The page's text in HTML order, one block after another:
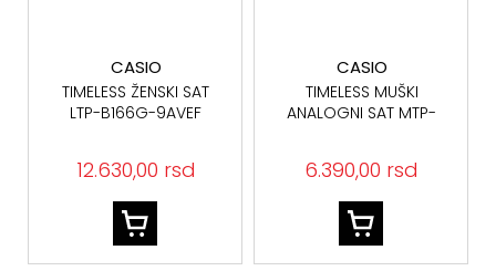
CASIO
TIMELESS ŽENSKI SAT
LTP-B166G-9AVEF
12.630,00 rsd
CASIO
TIMELESS MUŠKI
ANALOGNI SAT MTP-
6.390,00 rsd